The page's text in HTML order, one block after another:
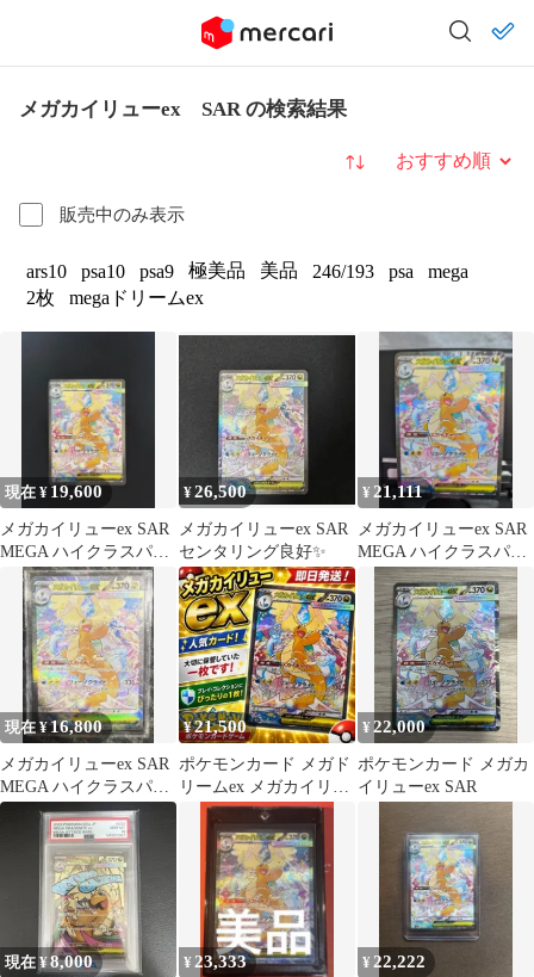
メガカイリューex SAR の検索結果
販売中のみ表示
並び替え
ars10 psa10 psa9 極美品 美品 246/193 psa
mega
2枚
megaドリームex
現在 ¥ 19,600
メガカイリューex SAR
MEGA ハイクラスパッ
ク MEGAドリームex …
¥26,500
メガカイリューex SAR
センタリング良好✨️
¥ 21,111
メガカイリューex SAR
MEGA ハイクラスパッ
ク MEGAドリームex …
現在 ¥16,800
メガカイリューex SAR
MEGA ハイクラスパッ
ク MEGAドリームex …
¥21,500
ポケモンカード メガド
リームex メガカイリュ
ーex 246/193 SAR
¥ 22,000
ポケモンカード メガカ
イリューex SAR
現在 ¥8,000 ¥23,333 ¥22,222